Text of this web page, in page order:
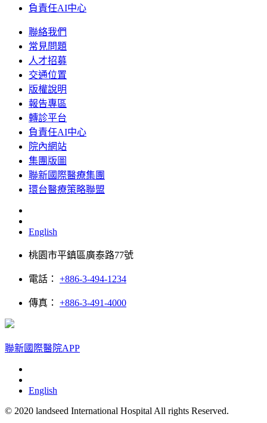
負責任AI中心
聯絡我們
常見問題
人才招募
交通位置
版權說明
報告專區
轉診平台
負責任AI中心
院內網站
集團版圖
聯新國際醫療集團
環台醫療策略聯盟
English
桃園市平鎮區廣泰路77號
電話： +886-3-494-1234
傳真： +886-3-491-4000
聯新國際醫院APP
English
© 2020 landseed International Hospital All rights Reserved.